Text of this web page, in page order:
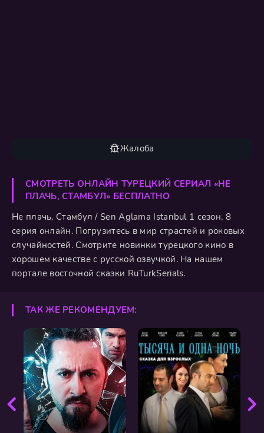
Жалоба
СМОТРЕТЬ ОНЛАЙН ТУРЕЦКИЙ СЕРИАЛ «НЕ
ПЛАЧЬ, СТАМБУЛ» БЕСПЛАТНО
Не плачь, Стамбул / Sen Aglama Istanbul 1 сезон, 8
серия онлайн. Погрузитесь в мир страстей и роковых
случайностей. Смотрите новинки турецкого кино в
хорошем качестве с русской озвучкой. На нашем
портале восточной сказки RuTurkSerials.
ТАК ЖЕ РЕКОМЕНДУЕМ: